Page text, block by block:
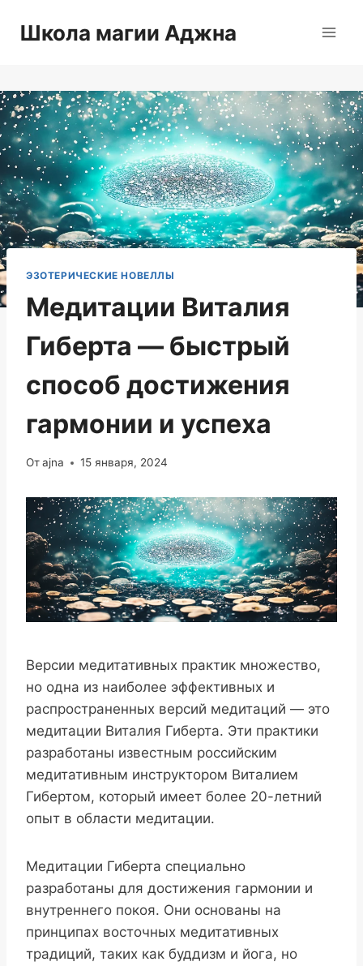
Школа магии Аджна
ЭЗОТЕРИЧЕСКИЕ НОВЕЛЛЫ
Медитации Виталия
Гиберта — быстрый
способ достижения
гармонии и успеха
Отajna 15 января, 2024
Версии медитативных практик множество,
но одна из наиболее эффективных и
распространенных версий медитаций — это
медитации Виталия Гиберта. Эти практики
разработаны известным российским
медитативным инструктором Виталием
Гибертом, который имеет более 20-летний
опыт в области медитации.
Медитации Гиберта специально
разработаны для достижения гармонии и
внутреннего покоя. Они основаны на
принципах восточных медитативных
традиций, таких как буддизм и йога, но